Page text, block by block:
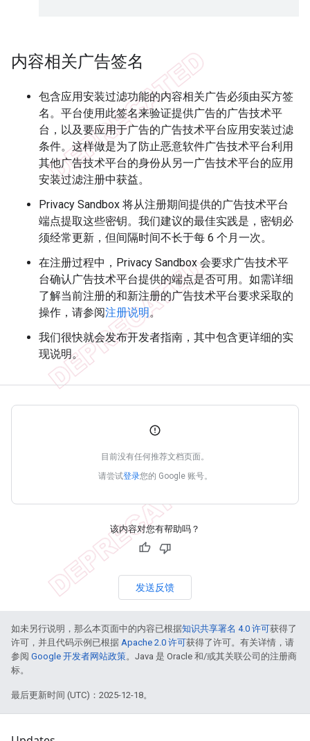
内容相关广告签名
包含应用安装过滤功能的内容相关广告必须由买方签
名。平台使用此签名来验证提供广告的广告技术平
台，以及要应用于广告的广告技术平台应用安装过滤
条件。这样做是为了防止恶意软件广告技术平台利用
其他广告技术平台的身份从另一广告技术平台的应用
安装过滤注册中获益。
Privacy Sandbox 将从注册期间提供的广告技术平台
端点提取这些密钥。我们建议的最佳实践是，密钥必
须经常更新，但间隔时间不长于每 6 个月一次。
在注册过程中，Privacy Sandbox 会要求广告技术平
台确认广告技术平台提供的端点是否可用。如需详细
了解当前注册的和新注册的广告技术平台要求采取的
操作，请参阅注册说明。
我们很快就会发布开发者指南，其中包含更详细的实
现说明。
目前没有任何推荐文档页面。
请尝试登录您的 Google 账号。
该内容对您有帮助吗？
发送反馈
如未另行说明，那么本页面中的内容已根据知识共享署名 4.0 许可获得了
许可，并且代码示例已根据 Apache 2.0 许可获得了许可。有关详情，请
参阅 Google 开发者网站政策。Java 是 Oracle 和/或其关联公司的注册商
标。
最后更新时间 (UTC)：2025-12-18。